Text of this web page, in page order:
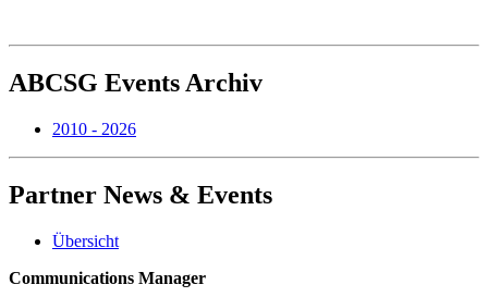
ABCSG Events Archiv
2010 - 2026
Partner News & Events
Übersicht
Communications Manager